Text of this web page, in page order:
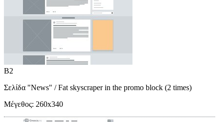
B2
Σελίδα "News" / Fat skyscraper in the promo block (2 times)
Μέγεθος: 260x340